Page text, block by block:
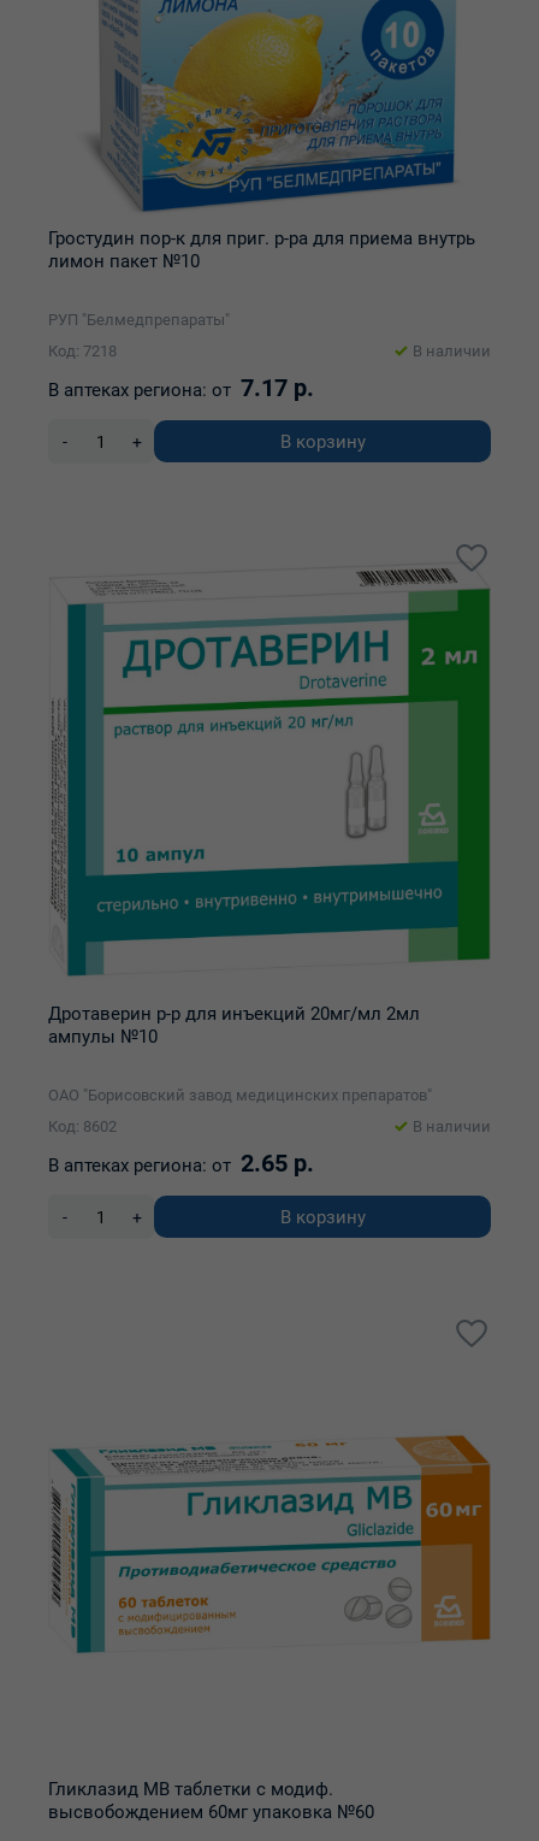
Гростудин пор-к для приг. р-ра для приема внутрь
лимон пакет №10
РУП "Белмедпрепараты"
Код: 7218
В наличии
В аптеках региона: от 7.17 р.
- + В корзину
Дротаверин р-р для инъекций 20мг/мл 2мл
ампулы №10
ОАО "Борисовский завод медицинских препаратов"
Код: 8602
В наличии
В аптеках региона: от 2.65 р.
- + В корзину
Гликлазид МВ таблетки с модиф.
высвобождением 60мг упаковка №60